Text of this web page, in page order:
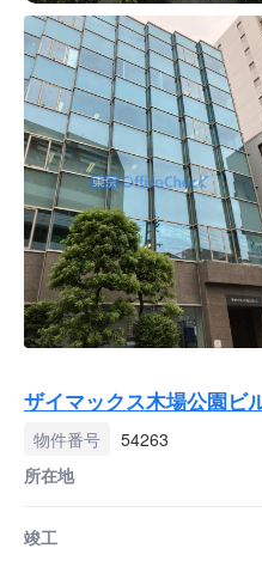
ザイマックス木場公園ビ
物件番号
54263
所在地
竣工